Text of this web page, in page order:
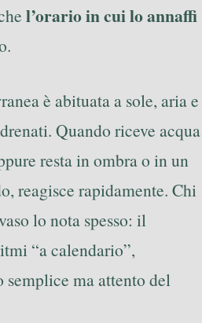
l’orario in cui lo annaffi
è abituata a sole, aria e
Quando riceve acqua
resta in ombra o in un
reagisce rapidamente. Chi
lo nota spesso: il
“a calendario”,
ma attento del